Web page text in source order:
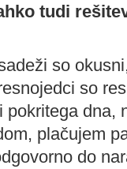
tudi
so
so
dna,
plačujem
do